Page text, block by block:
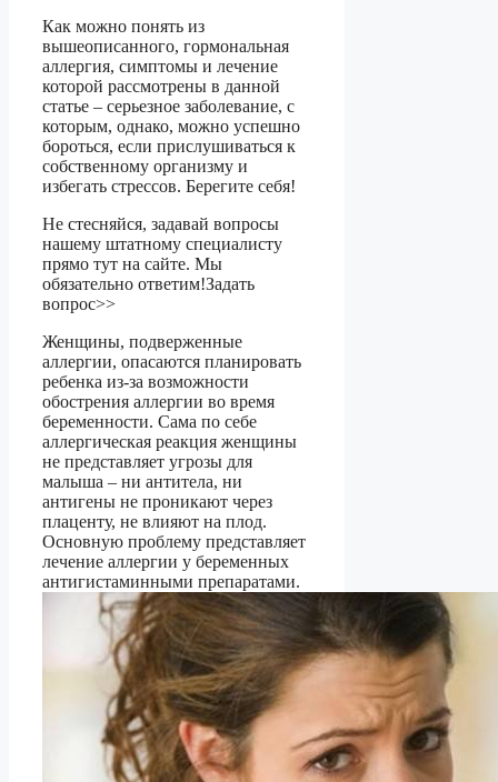
Как можно понять из
вышеописанного, гормональная
аллергия, симптомы и лечение
которой рассмотрены в данной
статье – серьезное заболевание, с
которым, однако, можно успешно
бороться, если прислушиваться к
собственному организму и
избегать стрессов. Берегите себя!
Не стесняйся, задавай вопросы
нашему штатному специалисту
прямо тут на сайте. Мы
обязательно ответим!Задать
вопрос>>
Женщины, подверженные
аллергии, опасаются планировать
ребенка из-за возможности
обострения аллергии во время
беременности. Сама по себе
аллергическая реакция женщины
не представляет угрозы для
малыша – ни антитела, ни
антигены не проникают через
плаценту, не влияют на плод.
Основную проблему представляет
лечение аллергии у беременных
антигистаминными препаратами.